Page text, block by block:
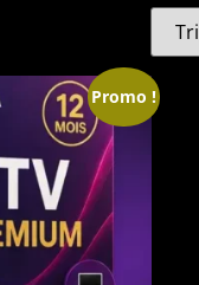
Promo !